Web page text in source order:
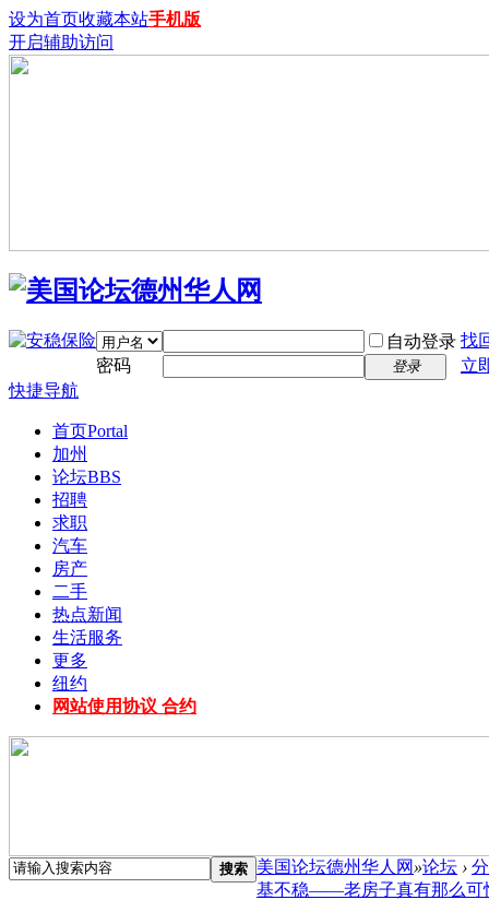
设为首页收藏本站手机版
开启辅助访问
自动登录 找
密码
登录
立
快捷导航
首页Portal
加州
论坛BBS
招聘
求职
汽车
房产
二手
热点新闻
生活服务
更多
纽约
网站使用协议 合约
搜索 美国论坛德州华人网 »论坛 ›
基不稳——老房子真有那么可